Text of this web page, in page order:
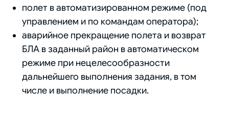
полет в автоматизированном режиме (под
управлением и по командам оператора);
аварийное прекращение полета и возврат
БЛА в заданный район в автоматическом
режиме при нецелесообразности
дальнейшего выполнения задания, в том
числе и выполнение посадки.